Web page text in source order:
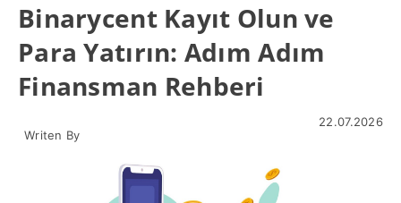
Binarycent Kayıt Olun ve
Para Yatırın: Adım Adım
Finansman Rehberi
Writen By
22.07.2026